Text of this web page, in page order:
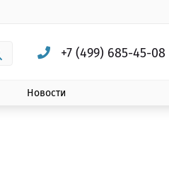
+7 (499) 685-45-08
Новости